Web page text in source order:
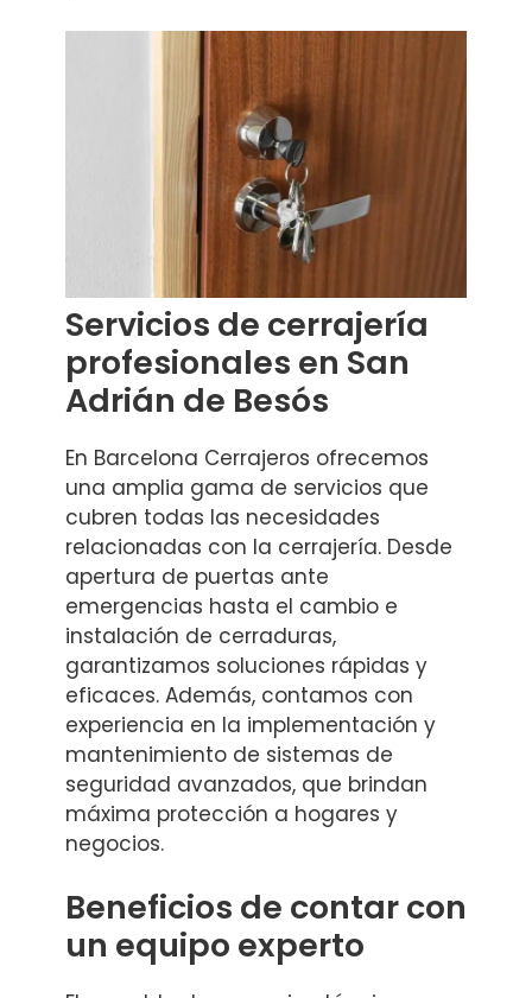
Servicios de cerrajería
profesionales en San
Adrián de Besós
En Barcelona Cerrajeros ofrecemos
una amplia gama de servicios que
cubren todas las necesidades
relacionadas con la cerrajería. Desde
apertura de puertas ante
emergencias hasta el cambio e
instalación de cerraduras,
garantizamos soluciones rápidas y
eficaces. Además, contamos con
experiencia en la implementación y
mantenimiento de sistemas de
seguridad avanzados, que brindan
máxima protección a hogares y
negocios.
Beneficios de contar con
un equipo experto